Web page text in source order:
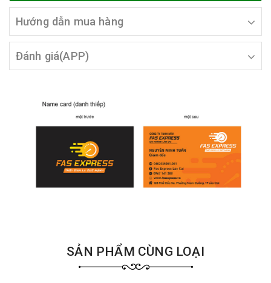
Hướng dẫn mua hàng
Đánh giá(APP)
SẢN PHẨM CÙNG LOẠI